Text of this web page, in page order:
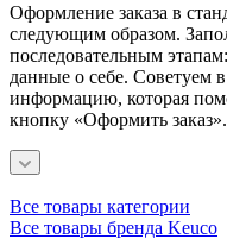
Оформление заказа в
следующим образом.
последовательным
данные о себе. Советуем
информацию, которая
кнопку «Оформить заказ».
Все товары категории
Все товары бренда Keuco